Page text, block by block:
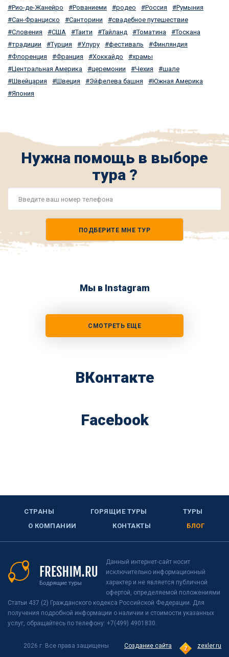
Рио-де-Жанейро
Рованиеми родео Россия
Румыния
Сан-Франциско
Санторини
свадебное путешествие
Словения
США Таити Тайланд Томатина
Тоскана
традиции
Турция Улуру фестиваль
Финляндия
Флоренция
Франция Хоккайдо
храмы
Центральная Америка
церемонии Чехия
шале
Швейцария
Швеция Эйфелева башня
Южная Америка
Япония
Нужна помощь в выборе
тура ?
ПОДБЕРИТЕ МНЕ ТУР
Мы в Instagram
СМОТРЕТЬ ЕЩЕ
ВКонтакте
Facebook
СТРАНЫ ГОРЯЩИЕ ТУРЫ
ТУРЫ
О КОМПАНИИ
КОНТАКТЫ БЛОГ
Данный интернет-сайт носит
исключительно информационный
характер и не является публичной
офертой, определяемой положениями
Статьи 437 (2) Гражданского кодекса Российской Федерации. Для
получения подробной информации о наличии и стоимости указанных
услуг, обращайтесь по телефону: +7(499) 4901830.
Создание сайта zexler.ru
2026 г. Все права защищены